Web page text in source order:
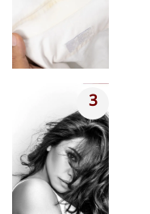
3